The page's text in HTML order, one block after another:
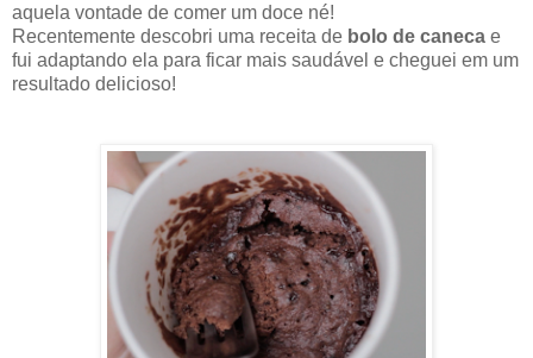
aquela vontade de comer um doce né!
Recentemente descobri uma receita de bolo de caneca e
fui adaptando ela para ficar mais saudável e cheguei em um
resultado delicioso!